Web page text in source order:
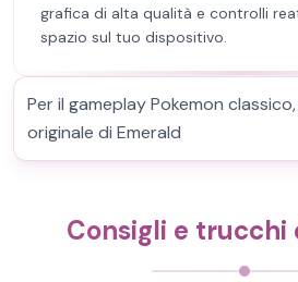
grafica di alta qualità e controlli
spazio sul tuo dispositivo.
Per il gameplay Pokemon
originale di Emerald
Consigli e trucchi